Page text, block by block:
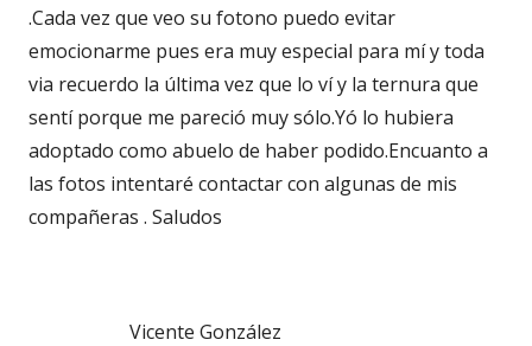
.Cada vez que veo su fotono puedo evitar
emocionarme pues era muy especial para mí y toda
via recuerdo la última vez que lo ví y la ternura que
sentí porque me pareció muy sólo.Yó lo hubiera
adoptado como abuelo de haber podido.Encuanto a
las fotos intentaré contactar con algunas de mis
compañeras . Saludos
Vicente González